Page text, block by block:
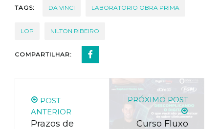
TAGS: DA VINCI LABORATORIO OBRA PRIMA
LOP NILTON RIBEIRO
COMPARTILHAR:
POST
ANTERIOR
Prazos de
PRÓXIMO POST
Curso Fluxo